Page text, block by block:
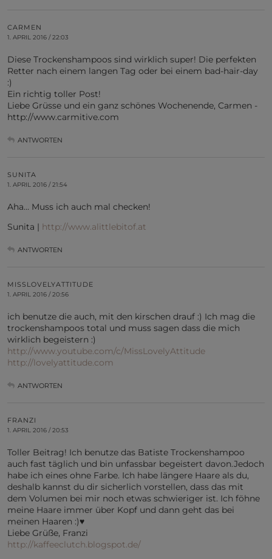
CARMEN
1. APRIL 2016 / 22:03
Diese Trockenshampoos sind wirklich super! Die perfekten
Retter nach einem langen Tag oder bei einem bad-hair-day
:)
Ein richtig toller Post!
Liebe Grüsse und ein ganz schönes Wochenende, Carmen -
http://www.carmitive.com
ANTWORTEN
SUNITA
1. APRIL 2016 / 21:54
Aha… Muss ich auch mal checken!
Sunita | http://www.alittlebitof.at
ANTWORTEN
MISSLOVELYATTITUDE
1. APRIL 2016 / 20:56
ich benutze die auch, mit den kirschen drauf :) Ich mag die
trockenshampoos total und muss sagen dass die mich
wirklich begeistern :)
http://www.youtube.com/c/MissLovelyAttitude
http://lovelyattitude.com
ANTWORTEN
FRANZI
1. APRIL 2016 / 20:53
Toller Beitrag! Ich benutze das Batiste Trockenshampoo
auch fast täglich und bin unfassbar begeistert davon.Jedoch
habe ich eines ohne Farbe. Ich habe längere Haare als du,
deshalb kannst du dir sicherlich vorstellen, dass das mit
dem Volumen bei mir noch etwas schwieriger ist. Ich föhne
meine Haare immer über Kopf und dann geht das bei
meinen Haaren :)♥
Liebe Grüße, Franzi
http://kaffeeclutch.blogspot.de/